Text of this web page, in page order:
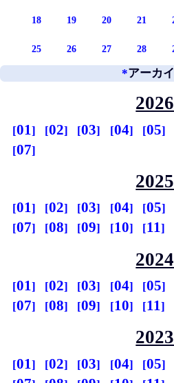
18 19 20 21
25 26 27 28
*アーカ
2026
01 02 03 04 05
07
2025
01 02 03 04 05
07
08 09 10 11
2024
01 02 03 04 05
07
08 09 10 11
2023
01 02 03 04 05